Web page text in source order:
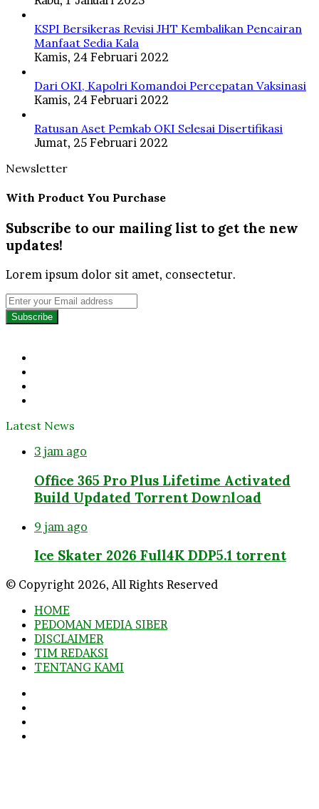
KSPI Bersikeras Revisi JHT Kembalikan Pencairan
Manfaat Sedia Kala
Kamis, 24 Februari 2022
Dari OKI, Kapolri Komandoi Percepatan Vaksinasi
Kamis, 24 Februari 2022
Ratusan Aset Pemkab OKI Selesai Disertifikasi
Jumat, 25 Februari 2022
Newsletter
With Product You Purchase
Subscribe to our mailing list to get the new
updates!
Lorem ipsum dolor sit amet, consectetur.
Enter
your
Email
Latest News
3 jam ago
Office 365 Pro Plus Lifetime Activated
Build Updated Torrent Dow𝚗l𝚘аd
9 jam ago
Ice Skater 2026 Full4K DDP5.1 torrent
© Copyright 2026, All Rights Reserved
HOME
PEDOMAN MEDIA SIBER
DISCLAIMER
TIM REDAKSI
TENTANG KAMI